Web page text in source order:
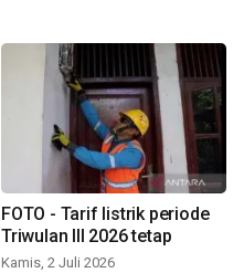
FOTO - Tarif listrik periode
Triwulan III 2026 tetap
Kamis, 2 Juli 2026